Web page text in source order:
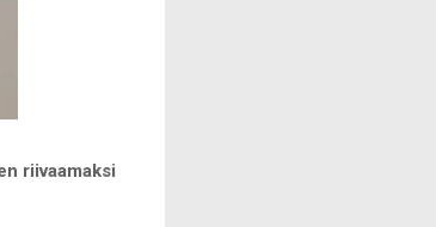
riivaamaksi